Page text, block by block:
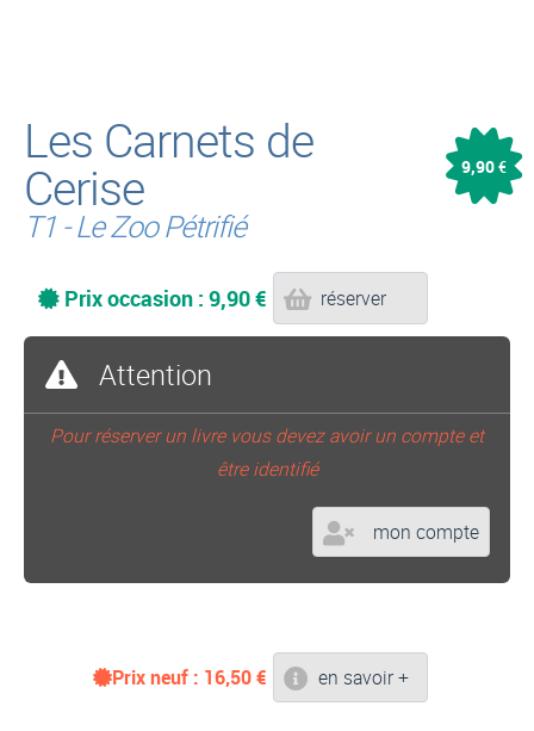
Les Carnets de
Cerise
T1 - Le Zoo Pétrifié
9,90€
Prix occasion : 9,90 € réserver
Attention
Pour réserver un livre vous devez avoir un compte et
être identifié
mon compte
Prix neuf : 16,50€ en savoir +